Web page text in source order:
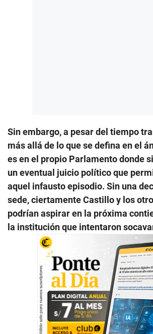
Sin embargo, a pesar del tiempo
más allá de lo que se defina en el
es en el propio Parlamento donde
un eventual juicio político que
aquel infausto episodio. Sin una
sede, ciertamente Castillo y los
podrían aspirar en la próxima
la institución que intentaron